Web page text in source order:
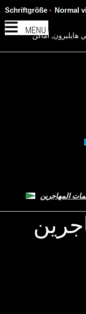
MENU
Schriftgröße Normal
هايلبرون, أماكن
المهاجرين